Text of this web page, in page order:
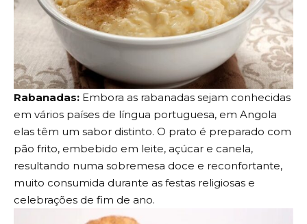
Rabanadas: Embora as rabanadas sejam conhecidas
em vários países de língua portuguesa, em Angola
elas têm um sabor distinto. O prato é preparado com
pão frito, embebido em leite, açúcar e canela,
resultando numa sobremesa doce e reconfortante,
muito consumida durante as festas religiosas e
celebrações de fim de ano.